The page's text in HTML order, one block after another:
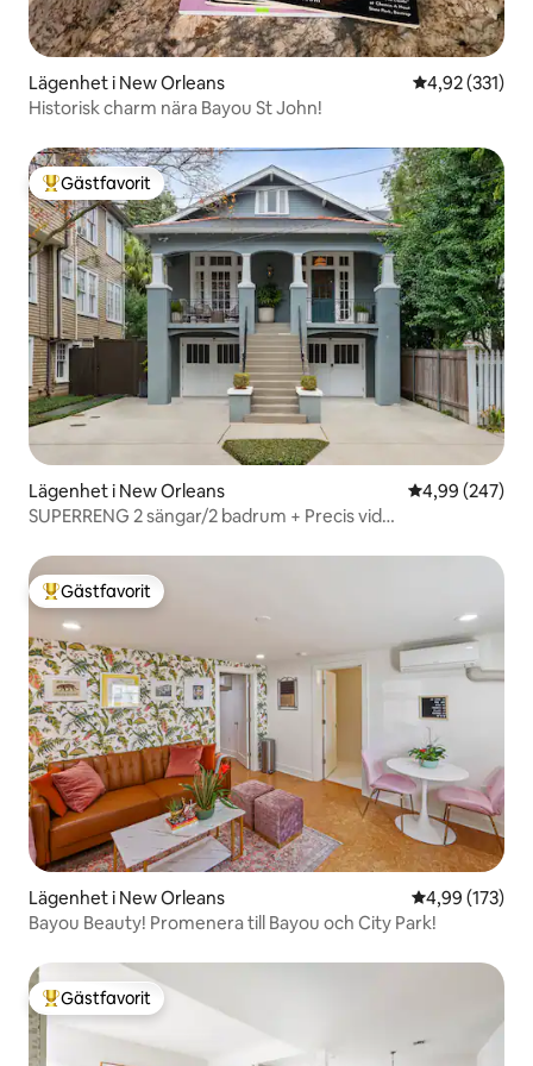
Lägenhet i New Orleans 4,92 av 5 i
4,92 (331)
Historisk charm nära Bayou St John!
Populär gästfavorit
Gästfavorit
Lägenhet i New Orleans 4,99 av 5 i
4,99 (247)
SUPERRENG 2 sängar/2 badrum + Precis vid
Populär gästfavorit
Gästfavorit
Lägenhet i New Orleans 4,99 av 5 i
4,99 (173)
Bayou Beauty! Promenera till Bayou och City Park!
Populär gästfavorit
Gästfavorit